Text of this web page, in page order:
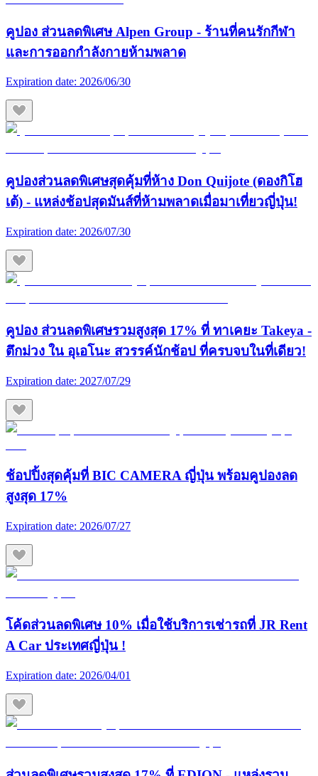
คูปอง ส่วนลดพิเศษ Alpen Group - ร้านที่คนรักกีฬา
และการออกกำลังกายห้ามพลาด
Expiration date: 2026/06/30
คูปองส่วนลดพิเศษสุดคุ้มที่ห้าง Don Quijote (ดองกิโฮ
เต้) - แหล่งช้อปสุดมันส์ที่ห้ามพลาดเมื่อมาเที่ยวญี่ปุ่น!
Expiration date: 2026/07/30
คูปอง ส่วนลดพิเศษรวมสูงสุด 17% ที่ ทาเคยะ Takeya -
ตึกม่วง ใน อุเอโนะ สวรรค์นักช้อป ที่ครบจบในที่เดียว!
Expiration date: 2027/07/29
ช้อปปิ้งสุดคุ้มที่ BIC CAMERA ญี่ปุ่น พร้อมคูปองลด
สูงสุด 17%
Expiration date: 2026/07/27
โค้ดส่วนลดพิเศษ 10% เมื่อใช้บริการเช่ารถที่ JR Rent
A Car ประเทศญี่ปุ่น !
Expiration date: 2026/04/01